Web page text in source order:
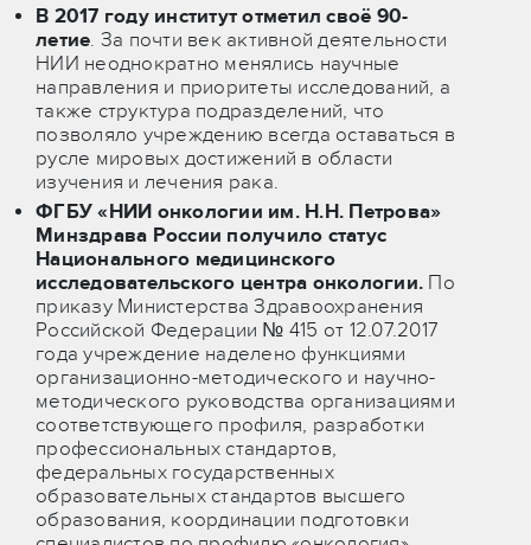
В 2017 году институт отметил своё 90-
летие. За почти век активной деятельности
НИИ неоднократно менялись научные
направления и приоритеты исследований, а
также структура подразделений, что
позволяло учреждению всегда оставаться в
русле мировых достижений в области
изучения и лечения рака.
ФГБУ «НИИ онкологии им. Н.Н. Петрова»
Минздрава России получило статус
Национального медицинского
исследовательского центра онкологии. По
приказу Министерства Здравоохранения
Российской Федерации № 415 от 12.07.2017
года учреждение наделено функциями
организационно-методического и научно-
методического руководства организациями
соответствующего профиля, разработки
профессиональных стандартов,
федеральных государственных
образовательных стандартов высшего
образования, координации подготовки